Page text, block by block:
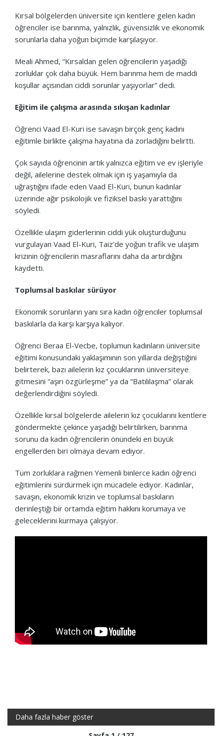
Kırsal bölgelerden üniversite için kentlere gelen kadın
öğrenciler ise barınma, yalnızlık, güvensizlik ve ekonomik
sorunlarla daha yoğun biçimde karşılaşıyor.
Meali Ahmed, “Kırsaldan gelen öğrencilerin yaşadığı
zorluklar çok daha büyük. Hem barınma hem de maddi
koşullar açısından ciddi sorunlar yaşıyorlar” dedi.
Eğitim ile çalışma arasında sıkışan kadınlar
Öğrenci Vaad El-Kuri ise savaşın birçok genç kadını
eğitimle birlikte çalışma hayatına da zorladığını belirtti.
Çok sayıda öğrencinin artık yalnızca eğitim ve ev işleriyle
değil, ailelerine destek olmak için iş yaşamıyla da
uğraştığını ifade eden Vaad El-Kuri, bunun kadınlar
üzerinde ağır psikolojik ve fiziksel baskı yarattığını
söyledi.
Özellikle ulaşım giderlerinin ciddi yük oluşturduğunu
vurgulayan Vaad El-Kuri, Taiz’de yoğun trafik ve ulaşım
krizinin öğrencilerin masraflarını daha da artırdığını
kaydetti.
Toplumsal baskılar sürüyor
Ekonomik sorunların yanı sıra kadın öğrenciler toplumsal
baskılarla da karşı karşıya kalıyor.
Öğrenci Beraa El-Vecbe, toplumun kadınların üniversite
eğitimi konusundaki yaklaşımının son yıllarda değiştiğini
belirterek, bazı ailelerin kız çocuklarının üniversiteye
gitmesini “aşırı özgürleşme” ya da “Batılılaşma” olarak
değerlendirdiğini söyledi.
Özellikle kırsal bölgelerde ailelerin kız çocuklarını kentlere
göndermekte çekince yaşadığı belirtilirken, barınma
sorunu da kadın öğrencilerin önündeki en büyük
engellerden biri olmaya devam ediyor.
Tüm zorluklara rağmen Yemenli binlerce kadın öğrenci
eğitimlerini sürdürmek için mücadele ediyor. Kadınlar,
savaşın, ekonomik krizin ve toplumsal baskıların
derinleştiği bir ortamda eğitim hakkını korumaya ve
geleceklerini kurmaya çalışıyor.
Daha fazla haber göster